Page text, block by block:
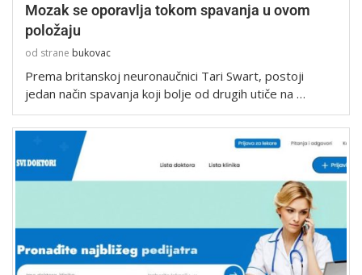
Mozak se oporavlja tokom spavanja u ovom
položaju
od strane bukovac
Prema britanskoj neuronaučnici Tari Swart, postoji
jedan način spavanja koji bolje od drugih utiče na …